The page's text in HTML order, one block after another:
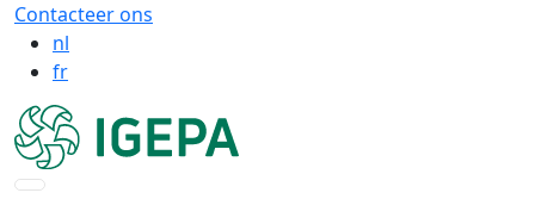
Contacteer ons
nl
fr